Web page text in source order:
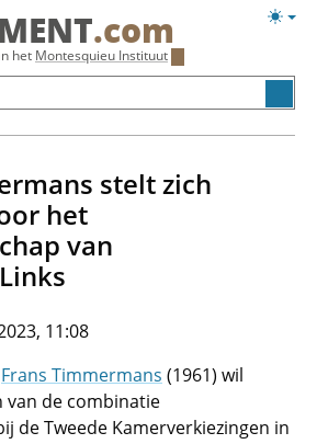
.com
het Montesquieu Instituut
stelt zich
het
van
11:08
Frans Timmermans (1961) wil
de combinatie
de Tweede Kamerverkiezingen in